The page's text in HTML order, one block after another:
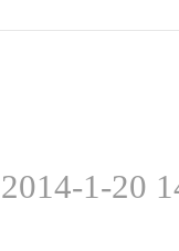
通知（2026年度）
目立项名单的通知
审结果的公示
1-20